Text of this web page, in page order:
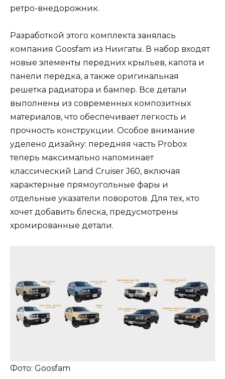
ретро-внедорожник.
Разработкой этого комплекта занялась
компания Goosfam из Ниигаты. В набор входят
новые элементы передних крыльев, капота и
панели передка, а также оригинальная
решетка радиатора и бампер. Все детали
выполнены из современных композитных
материалов, что обеспечивает легкость и
прочность конструкции. Особое внимание
уделено дизайну: передняя часть Probox
теперь максимально напоминает
классический Land Cruiser J60, включая
характерные прямоугольные фары и
отдельные указатели поворотов. Для тех, кто
хочет добавить блеска, предусмотрены
хромированные детали.
Фото: Goosfam